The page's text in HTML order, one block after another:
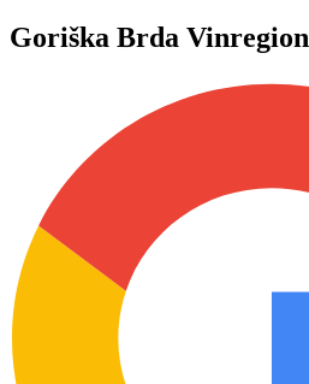
Goriška Brda Vinregion